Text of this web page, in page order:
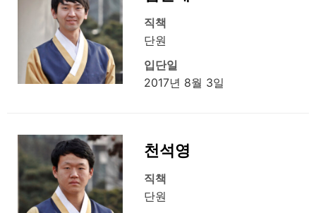
직책
단원
입단일
2017년 8월 3일
천석영
직책
단원